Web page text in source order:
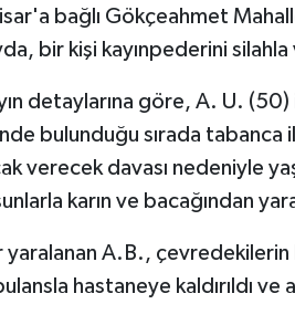
bağlı Gökçeahmet
bir kişi kayınpederini silahla
detaylarına göre, A. U. (50)
bulunduğu sırada
verecek davası nedeniyle
karın ve bacağından
yaralanan A.B.,
hastaneye kaldırıldı ve